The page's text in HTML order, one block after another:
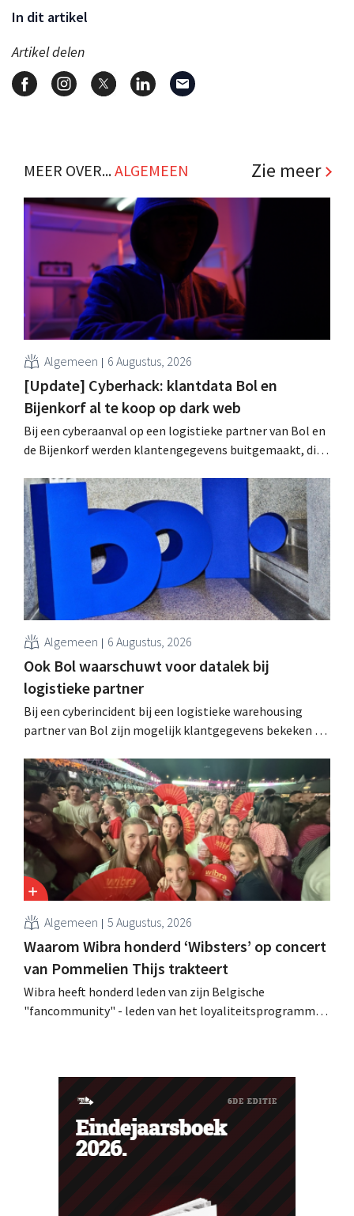
In dit artikel
Artikel delen
MEER OVER...ALGEMEEN Zie meer
Algemeen 6 Augustus, 2026
[Update] Cyberhack: klantdata Bol en
Bijenkorf al te koop op dark web
Bij een cyberaanval op een logistieke partner van Bol en
de Bijenkorf werden klantengegevens buitgemaakt, die
De retailers roepen klanten op alert te zijn voor
phishing.
Algemeen 6 Augustus, 2026
Ook Bol waarschuwt voor datalek bij
logistieke partner
Bij een cyberincident bij een logistieke warehousing
partner van Bol zijn mogelijk klantgegevens bekeken of
waarvoor de Bijenkorf ook al waarschuwde.
Algemeen 5 Augustus, 2026
Waarom Wibra honderd ‘Wibsters’ op concert
van Pommelien Thijs trakteert
Wibra heeft honderd leden van zijn Belgische
"fancommunity" - leden van het loyaliteitsprogramma -
uitbouwen.